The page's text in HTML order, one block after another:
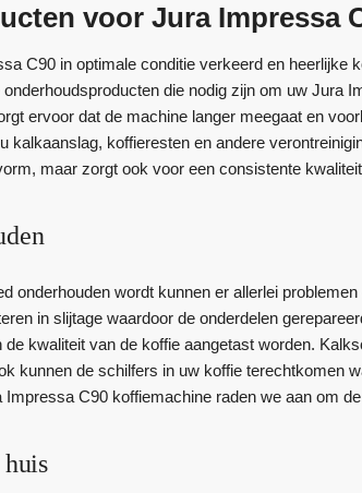
voor Jura Impressa
C90 in optimale conditie verkeerd en heerlijke
die nodig zijn om uw Jura
ervoor dat de machine langer meegaat en
kalkaanslag, koffieresten en andere
maar zorgt ook voor een consistente
onderhouden wordt kunnen er allerlei
in slijtage waardoor de onderdelen
kwaliteit van de koffie aangetast worden.
kunnen de schilfers in uw koffie terechtkomen
C90 koffiemachine raden we aan om
huis